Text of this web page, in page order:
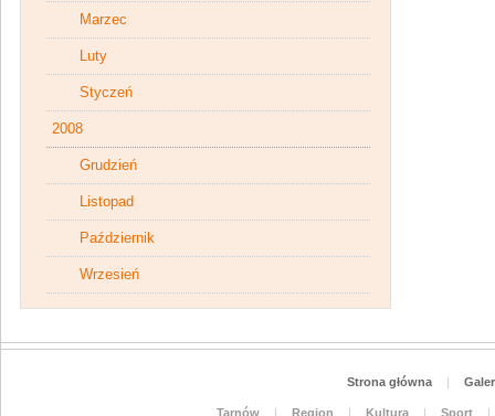
Marzec
Luty
Styczeń
2008
Grudzień
Listopad
Październik
Wrzesień
Strona główna |
Tarnów | Region | Kultura | Sport
|